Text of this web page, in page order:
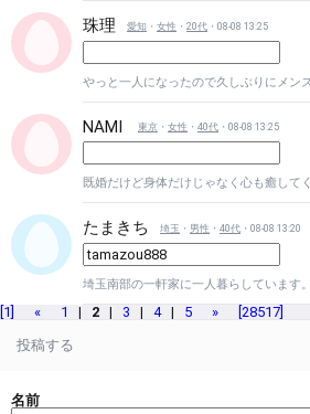
珠理 愛知 ・ 女性 ・ 20代 ・08-08 13:25
やっと一人になったので久しぶりにメ
NAMI 東京 ・ 女性 ・ 40代 ・08-08 13:25
既婚だけど身体だけじゃなく心も癒し
たまきち 埼玉 ・ 男性 ・ 40代 ・08-08 13:20
埼玉南部の一軒家に一人暮らしています
[1] « 1 | 2 | 3 | 4| 5 »
[28517]
投稿する
名前